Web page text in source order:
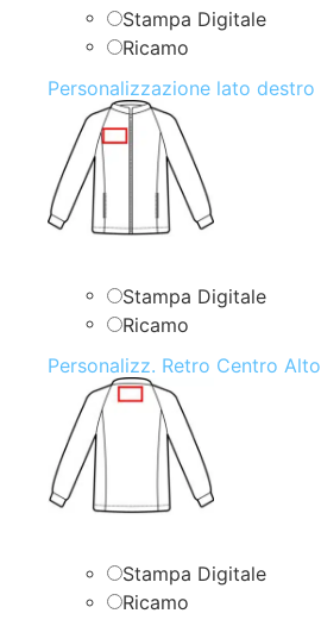
Stampa Digitale
Ricamo
Personalizzazione lato destro
Stampa Digitale
Ricamo
Personalizz. Retro Centro Alto
Stampa Digitale
Ricamo